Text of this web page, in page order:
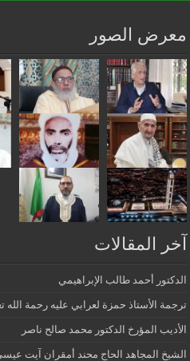
معرض الصور
آخر المقالات
الدكتور أحمد طالب الإبراهيمي
ترجمة الأستاذ حمزة لعرابي عليه رحمة الله
الأديب المؤرخ الدكتور محمد صالح ناصر
الشيخ المجاهد الحاج محند أمقران آيت